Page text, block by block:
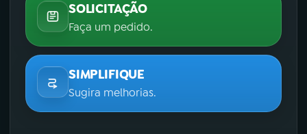
SOLICITAÇÃO
Faça um pedido.
SIMPLIFIQUE
Sugira melhorias.